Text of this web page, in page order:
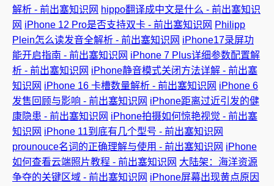
解析 - 前出塞知识网 hippo翻译成中文是什么 - 前出塞知识
网 iPhone 12 Pro是否支持双卡 - 前出塞知识网 Philipp
Plein怎么读发音全解析 - 前出塞知识网 iPhone17录屏功
能开启指南 - 前出塞知识网 iPhone 7 Plus详细参数配置解
析 - 前出塞知识网 iPhone静音模式关闭方法详解 - 前出塞
知识网 iPhone 16 卡槽数量解析 - 前出塞知识网 iPhone 6
发售回顾与影响 - 前出塞知识网 iPhone距离过近引发的健
康隐患 - 前出塞知识网 iPhone拍摄如何惊艳视觉 - 前出塞
知识网 iPhone 11到底有几个型号 - 前出塞知识网
prounouce名词的正确理解与使用 - 前出塞知识网 iPhone
如何查看云端照片教程 - 前出塞知识网 大陆架：海洋资源
争夺的关键区域 - 前出塞知识网 iPhone屏幕出现黄点原因